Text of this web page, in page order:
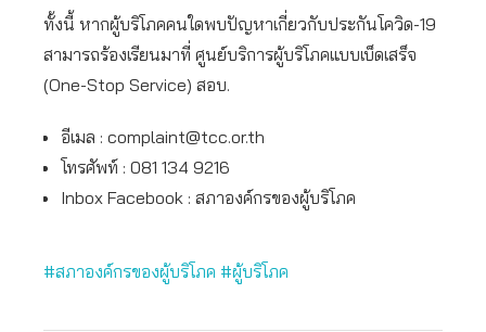
ทั้งนี้ หากผู้บริโภคคนใดพบปัญหาเกี่ยวกับประกันโควิด-19
สามารถร้องเรียนมาที่ ศูนย์บริการผู้บริโภคแบบเบ็ดเสร็จ
(One-Stop Service) สอบ.
อีเมล : complaint@tcc.or.th
โทรศัพท์ : 081 134 9216
Inbox Facebook : สภาองค์กรของผู้บริโภค
#สภาองค์กรของผู้บริโภค #ผู้บริโภค